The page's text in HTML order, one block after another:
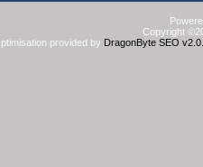
Copyright
provided by DragonByte SEO